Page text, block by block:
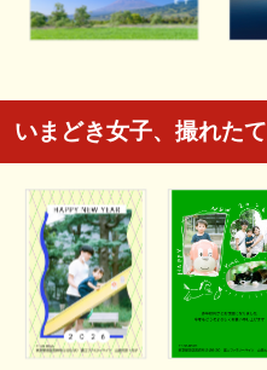
いまどき女子、撮れたて